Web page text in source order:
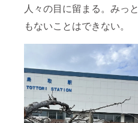
人々の目に留まる。みっと
もないことはできない。